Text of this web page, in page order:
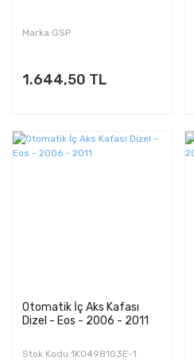
Marka:GSP
1.644,50 TL
Otomatik İç Aks Kafası
Dizel - Eos - 2006 - 2011
Stok Kodu:1K0498103E-1